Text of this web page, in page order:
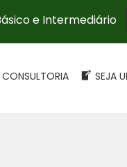
e Intermediário
CONSULTORIA SEJA